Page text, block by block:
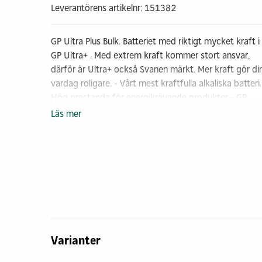
Leverantörens artikelnr: 151382
GP Ultra Plus Bulk. Batteriet med riktigt mycket kraft i
GP Ultra+ . Med extrem kraft kommer stort ansvar,
därför är Ultra+ också Svanen märkt. Mer kraft gör
vardag roligare. - Vårt mest kraftfulla alkaliska batteri -
Hög prestanda för energikrävande produkter - GP
Ultra Plus finns i storlekarna; AA, AAA, C, D, 9V - Svanen
Läs mer
Varianter